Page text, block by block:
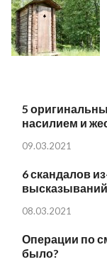
5
насилием и
09.03.2021
6 скандалов
08.03.2021
Операции по
было?